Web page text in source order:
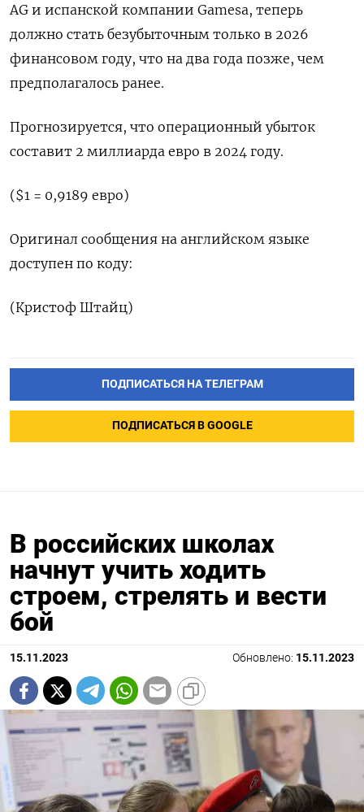
AG и испанской компании Gamesa, теперь
должно стать безубыточным только в 2026
финансовом году, что на два года позже, чем
предполагалось ранее.
Прогнозируется, что операционный убыток
составит 2 миллиарда евро в 2024 году.
($1 = 0,9189 евро)
Оригинал сообщения на английском языке
доступен по коду:
(Кристоф Штайц)
ПОДПИСАТЬСЯ НА ТЕЛЕГРАМ
ПОДПИСАТЬСЯ В GOOGLE
В российских школах
начнут учить ходить
строем, стрелять и вести
бой
15.11.2023 Обновлено: 15.11.2023